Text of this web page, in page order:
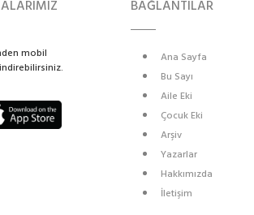
mobil
BAĞLANTILAR
Ana Sayfa
Bu Sayı
Aile Eki
Çocuk Eki
Arşiv
Yazarlar
Hakkımızda
İletişim